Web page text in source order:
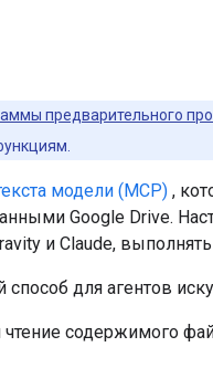
предварительного
модели (MCP) ,
Google Drive.
и Claude,
для агентов
содержимого